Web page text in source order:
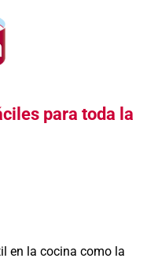
para toda la
en la cocina como la